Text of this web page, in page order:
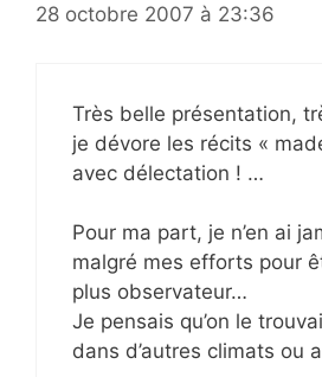
28 octobre 2007 à 23:36
Très belle présentation,
je dévore les récits «
avec délectation ! …
Pour ma part, je n’en ai
malgré mes efforts pour
plus observateur…
Je pensais qu’on le
dans d’autres climats ou